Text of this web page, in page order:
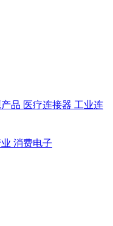
品 医疗连接器 工业连
消费电子